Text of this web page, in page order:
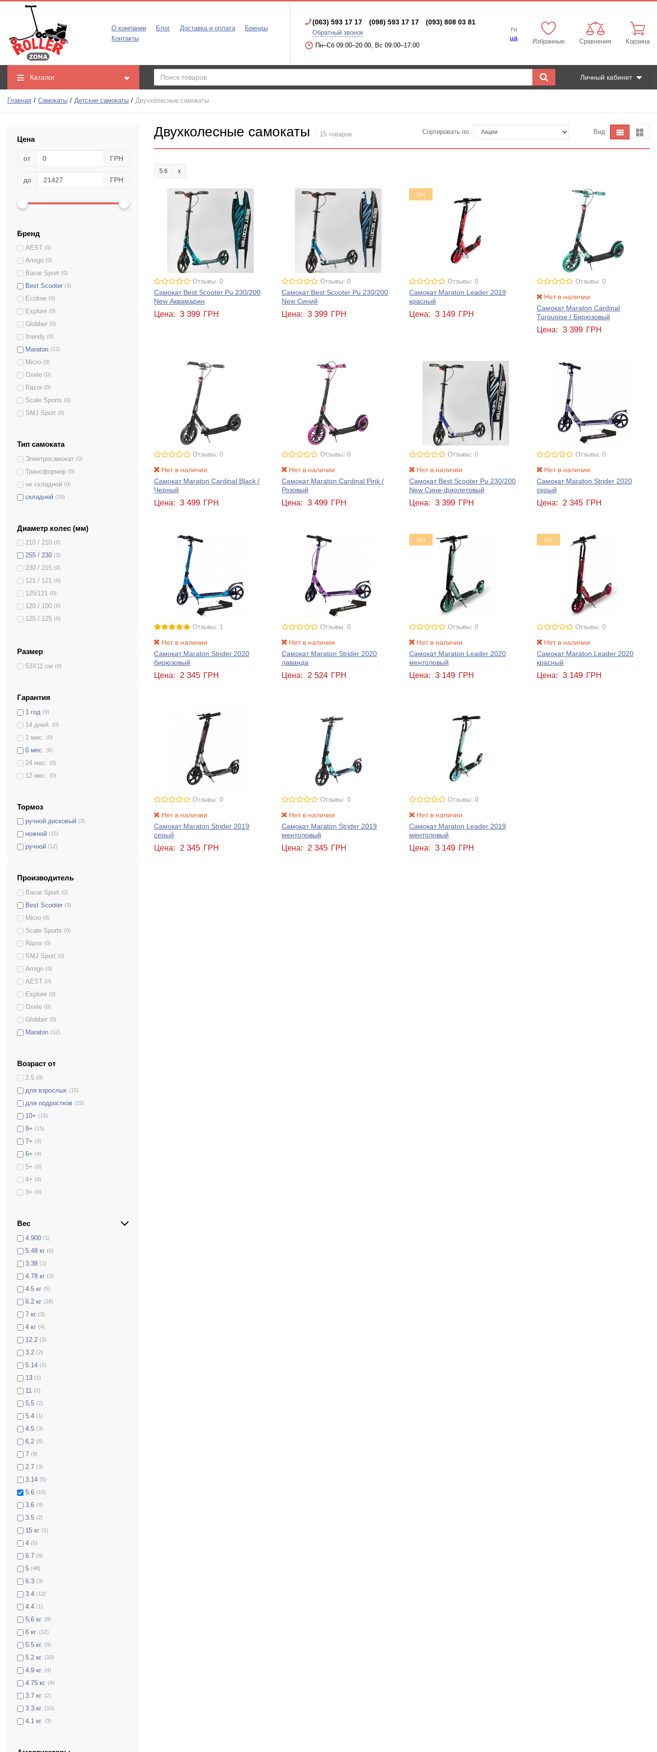
О компании Блог Доставка и оплата
Бренды
Контакты
(063) 593 17 17 (098) 593 17 17 (093) 808 03 81
Обратный звонок
Пн–Сб 09:00–20:00, Вс 09:00–17:00
ru
ua
Избранные Сравнения Корзина
Каталог Личный кабинет
Главная Самокаты Детские самокаты Двухколесные самокаты
Цена
от ГРН
до ГРН
Бренд
AEST (0)
Amigo (0)
Bavar Sport (0)
Best Scooter (3)
Ecoline (0)
Explore (0)
Globber (0)
Itrendy (0)
Maraton (12)
Micro (0)
Oxelo (0)
Razor (0)
Scale Sports (0)
SMJ Sport (0)
Тип самоката
Электросамокат (0)
Трансформер (0)
не складной (0)
складной (15)
Диаметр колес (мм)
210 / 210 (0)
255 / 230 (3)
230 / 215 (0)
121 / 121 (0)
125/121 (0)
120 / 100 (0)
125 / 125 (0)
205 / 205
145 / 145 (0)
150 / 150
180 / 180
200 / 145
205 / 180
120 / 120
175 / 175
200 / 200
250 / 215
230 / 200 (3)
125 (0)
Размер
53Х11 см (0)
Гарантия
1 год (9)
14 дней. (0)
1 мес. (0)
6 мес. (6)
24 мес. (0)
12 мес. (0)
Тормоз
ручной дисковый (3)
ножной (15)
ручной (12)
Производитель
Bavar Sport (0)
Best Scooter (3)
Micro (0)
Scale Sports (0)
Razor (0)
SMJ Sport (0)
Amigo (0)
AEST (0)
Explore (0)
Oxelo (0)
Globber (0)
Maraton (12)
Возраст от
2.5 (0)
для взрослых (15)
для подростков (15)
10+ (15)
8+ (15)
7+ (9)
6+ (4)
5+ (0)
4+ (0)
3+ (0)
Вес
4.900 (1)
5.48 кг (6)
3.38 (1)
4.78 кг (3)
4.5 кг (5)
6.2 кг (18)
7 кг (3)
4 кг (4)
12.2 (3)
3,2 (2)
5.14 (2)
13 (1)
11 (2)
5,5 (2)
5.4 (1)
4.5 (3)
6,2 (8)
7 (9)
2.7 (3)
3.14 (5)
5.6 (15)
3.6 (4)
3.5 (2)
15 кг (1)
4 (6)
6.7 (8)
5 (48)
6.3 (3)
3.4 (12)
4.4 (1)
5,6 кг. (8)
6 кг. (12)
5.5 кг. (9)
5.2 кг. (10)
4.9 кг. (4)
4.75 кг. (4)
3.7 кг. (2)
3.3 кг. (10)
4.1 кг. (3)
Двухколесные самокаты 15 товаров Сортировать по Вид
5.6
Отзывы: 0
Самокат Best Scooter Pu 230/200
New Аквамарин
Цена: 3 399 ГРН
Отзывы: 0
Самокат Best Scooter Pu 230/200
New Синий
Цена: 3 399 ГРН
Хит
Отзывы: 0
Самокат Maraton Leader 2019
красный
Цена: 3 149 ГРН
Отзывы: 0
Нет в наличии
Самокат Maraton Cardinal
Turquoise / Бирюзовый
Цена: 3 399 ГРН
Отзывы: 0
Нет в наличии
Самокат Maraton Cardinal Black /
Черный
Цена: 3 499 ГРН
Отзывы: 0
Нет в наличии
Самокат Maraton Cardinal Pink /
Розовый
Цена: 3 499 ГРН
Отзывы: 0
Нет в наличии
Самокат Best Scooter Pu 230/200
New Сине-фиолетовый
Цена: 3 399 ГРН
Отзывы: 0
Нет в наличии
Самокат Maraton Strider 2020
серый
Цена: 2 345 ГРН
Отзывы: 1
Нет в наличии
Самокат Maraton Strider 2020
бирюзовый
Цена: 2 345 ГРН
Отзывы: 0
Нет в наличии
Самокат Maraton Strider 2020
лаванда
Цена: 2 524 ГРН
Хит
Отзывы: 0
Нет в наличии
Самокат Maraton Leader 2020
ментоловый
Цена: 3 149 ГРН
Хит
Отзывы: 0
Нет в наличии
Самокат Maraton Leader 2020
красный
Цена: 3 149 ГРН
Отзывы: 0
Нет в наличии
Самокат Maraton Strider 2019
серый
Цена: 2 345 ГРН
Отзывы: 0
Нет в наличии
Самокат Maraton Strider 2019
ментоловый
Цена: 2 345 ГРН
Отзывы: 0
Нет в наличии
Самокат Maraton Leader 2019
ментоловый
Цена: 3 149 ГРН